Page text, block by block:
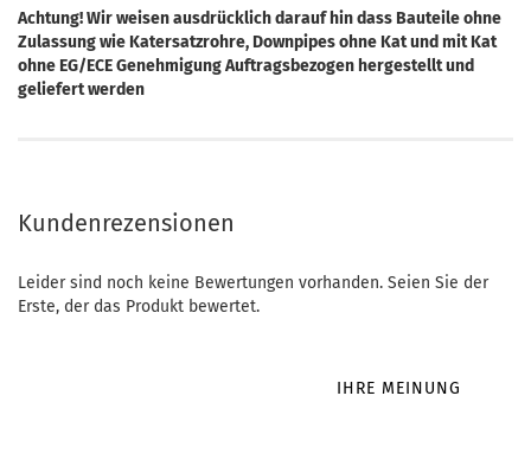
Achtung! Wir weisen ausdrücklich darauf hin dass Bauteile ohne
Zulassung wie Katersatzrohre, Downpipes ohne Kat und mit Kat
ohne EG/ECE Genehmigung Auftragsbezogen hergestellt und
geliefert werden
Kundenrezensionen
Leider sind noch keine Bewertungen vorhanden. Seien Sie der
Erste, der das Produkt bewertet.
IHRE MEINUNG